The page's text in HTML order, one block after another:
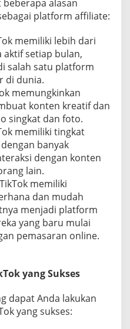
alasan
platform affiliate:
memiliki lebih dari
setiap bulan,
salah satu platform
di dunia.
memungkinkan
konten kreatif dan
singkat dan foto.
memiliki tingkat
banyak
dengan konten
lain.
memiliki
dan mudah
menjadi platform
yang baru mulai
pemasaran online.
yang Sukses
dapat Anda lakukan
yang sukses: